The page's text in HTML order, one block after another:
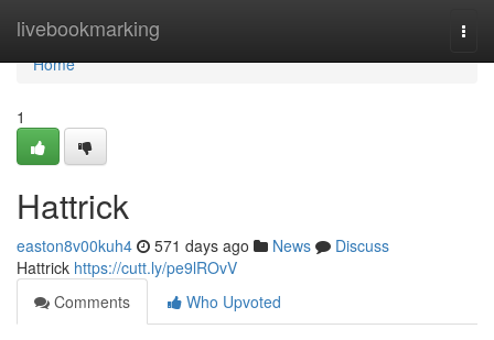
livebookmarking
Home
Home
1
Hattrick
easton8v00kuh4 571 days ago News
Discuss
Hattrick https://cutt.ly/pe9lROvV
Comments
Who Upvoted